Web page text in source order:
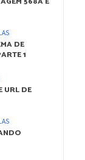
DE
1
URL DE